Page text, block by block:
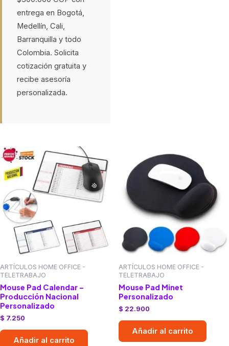
entrega en Bogotá,
Medellín, Cali,
Barranquilla y todo
Colombia. Solicita
cotización gratuita y
recibe asesoría
personalizada.
ARTÍCULOS HOME OFFICE -
TELETRABAJO
Mouse Pad Calendar –
Producción Nacional
Personalizado
$ 7.250
Añadir al carrito
ARTÍCULOS HOME OFFICE -
TELETRABAJO
Mouse Pad Minet
Personalizado
$ 22.900
Añadir al carrito